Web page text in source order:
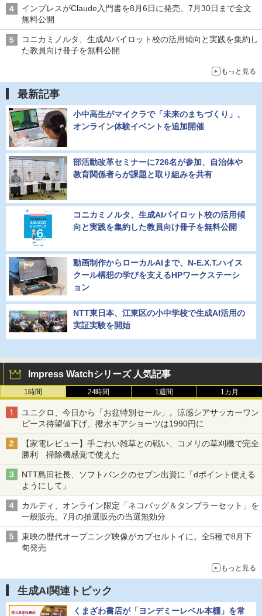
インプレスがClaude入門書を8月6日に発売、7月30日まで全文
無料公開
コニカミノルタ、生成AIパイロット校の活用傾向と実践を集約し
た教員向け冊子を無料公開
もっと見る
最新記事
小中高生がマイクラで「未来のまちづくり」、
オンライン体験イベントを追加開催
部活動改革セミナーに726名が参加、自治体や
教育関係者らが課題と取り組みを共有
コニカミノルタ、生成AIパイロット校の活用傾
向と実践を集約した教員向け冊子を無料公開
動画制作からローカルAIまで、N-E.X.T.ハイス
クール構想の学びを支えるHPワークステーシ
ョン
NTT東日本、江東区の小中学校で生成AI活用の
実証実験を開始
Impress Watchシリーズ 人気記事
1時間 24時間 1週間 1カ月
ユニクロ、今日から「お盆特別セール」。涼感シアサッカーワン
ピース待望値下げ、撥水ギアショーツは1990円に
【家電レビュー】手ごわい雑草との戦い、コメリの草刈機で完全
勝利 掃除機感覚で使えた
NTT島田社長、ソフトバンクのセブン出資に「dポイント使える
ようにして」
カルディ、オンライン限定「ネコバッグ＆タンブラーセット」を
一般販売。7月の抽選販売の当選無効分
東映の歴代オープニング映像がカプセルトイに。全5種で8月下
旬発売
もっと見る
生成AI関連トピック
くまざわ書店が「ヨンデミーレベル本棚」を常